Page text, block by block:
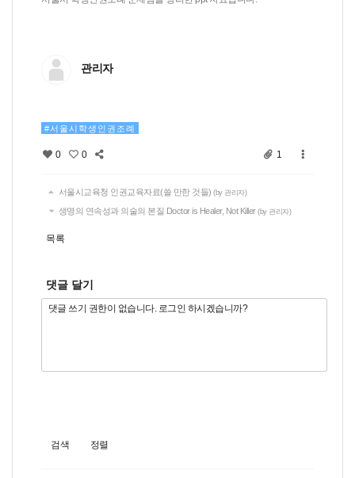
관리자
서울시학생인권조례
0 0 1
서울시교육청 인권교육자료(쓸 만한 것들) (by 관리자)
생명의 연속성과 의술의 본질 Doctor is Healer, Not Killer(by 관리자)
목록
댓글 달기
검색 정렬